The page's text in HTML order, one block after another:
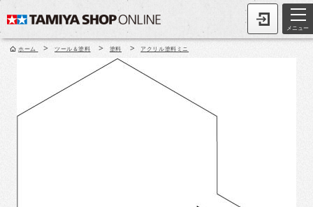
メニュー
ホーム > ツール＆塗料 > 塗料 > アクリル塗料ミニ